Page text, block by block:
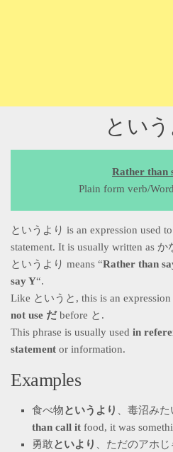
という
Rather than
Plain form verb/
というより is an expression used
statement. It is usually written as か
というより means “Rather than
say Y“.
Like というと, this is an expression
not use だbefore と.
This phrase is usually used in
statement or information.
Examples
食べ物というより 、毒沼み
than call it food, it was
勇敢といより 、ただのアホ